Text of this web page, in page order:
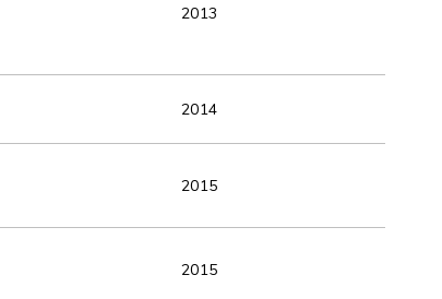
2013
2014
2015
2015